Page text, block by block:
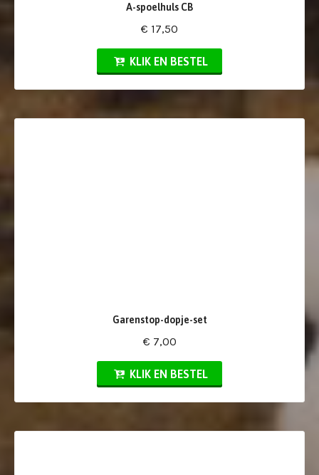
A-spoelhuls CB
€ 17,50
KLIK EN BESTEL
Garenstop-dopje-set
€ 7,00
KLIK EN BESTEL